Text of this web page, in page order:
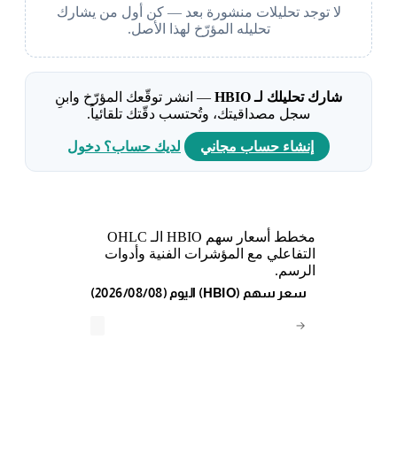
لا توجد تحليلات منشورة بعد — كن أول من يشارك
تحليله المؤرّخ لهذا الأصل.
شارك تحليلك لـ HBIO
— انشر توقّعك المؤرّخ وابنِ
سجل مصداقيتك، وتُحتسب دقّتك تلقائياً.
إنشاء حساب مجاني لديك حساب؟ دخول
مخطط أسعار سهم HBIO الـ OHLC
التفاعلي مع المؤشرات الفنية وأدوات
الرسم.
→
(2026/08/08) اليوم (HBIO) سعر سهم